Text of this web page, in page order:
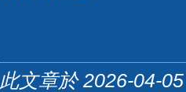
此文章於 2026-04-